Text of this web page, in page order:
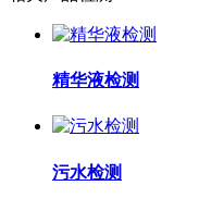
精华液检测
污水检测